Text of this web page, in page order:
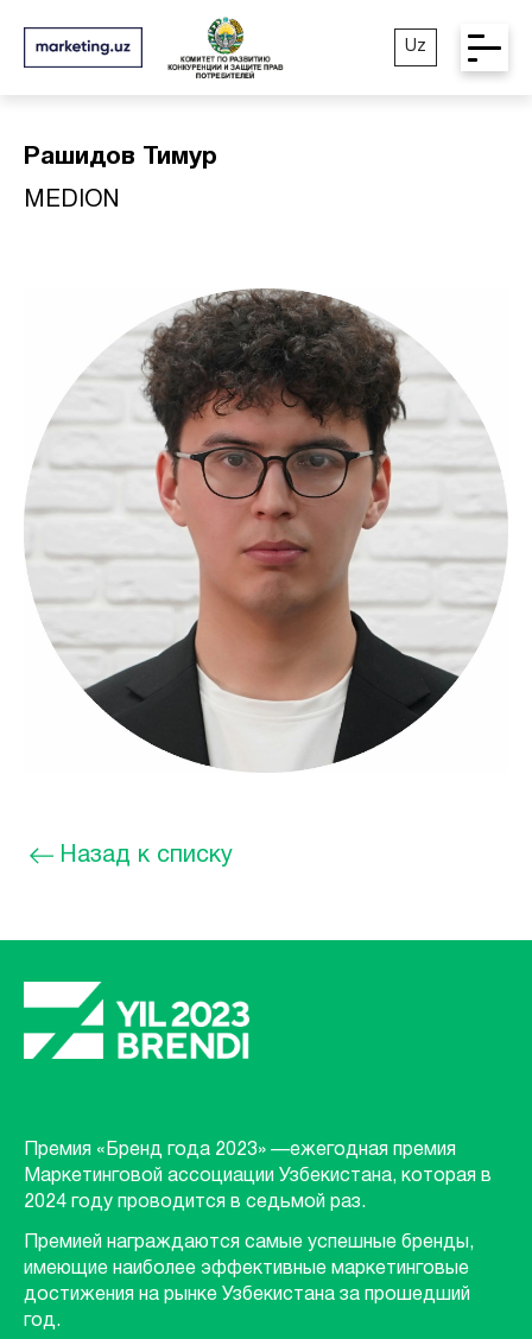
Uz
Рашидов Тимур
MEDION
Назад к списку
Премия «Бренд года 2023» —ежегодная премия
Маркетинговой ассоциации Узбекистана, которая в
2024 году проводится в седьмой раз.
Премией награждаются самые успешные бренды,
имеющие наиболее эффективные маркетинговые
достижения на рынке Узбекистана за прошедший
год.